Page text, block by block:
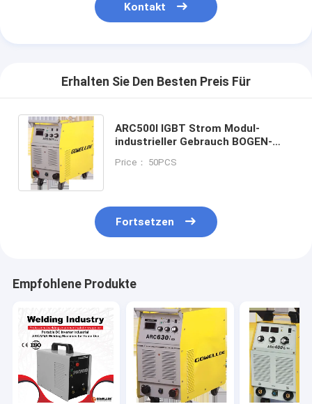
Kontakt
Erhalten Sie Den Besten Preis Für
ARC500I IGBT Strom Modul-
industrieller Gebrauch BOGEN-
Schweißer-500amps
Price： 50PCS
Fortsetzen
Empfohlene Produkte